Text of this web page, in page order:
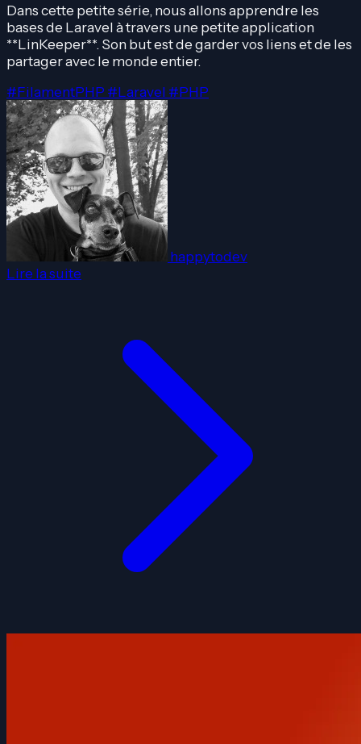
Dans cette petite série, nous allons apprendre les
bases de Laravel à travers une petite application
**LinKeeper**. Son but est de garder vos liens et de les
partager avec le monde entier.
#FilamentPHP #Laravel #PHP
happytodev
Lire la suite